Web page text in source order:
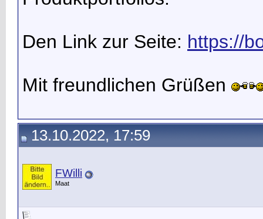
Den Link zur Seite: https://
Mit freundlichen Grüßen
13.10.2022, 17:59
FWilli
Maat